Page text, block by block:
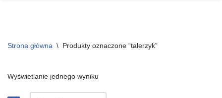
Strona główna \ Produkty oznaczone “talerzyk”
Wyświetlanie jednego wyniku